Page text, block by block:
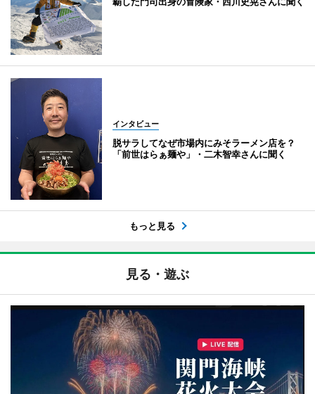
インタビュー
脱サラしてなぜ市場内にみそラーメン店を？
「前世はらぁ麺や」・二木智幸さんに聞く
もっと見る
見る・遊ぶ